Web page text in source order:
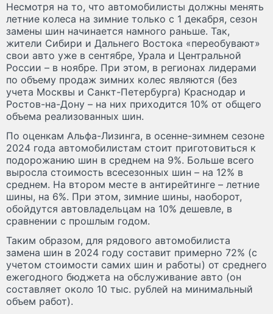
Несмотря на то, что автомобилисты должны менять
летние колеса на зимние только с 1 декабря, сезон
замены шин начинается намного раньше. Так,
жители Сибири и Дальнего Востока «переобувают»
свои авто уже в сентябре, Урала и Центральной
России – в ноябре. При этом, в регионах лидерами
по объему продаж зимних колес являются (без
учета Москвы и Санкт-Петербурга) Краснодар и
Ростов-на-Дону – на них приходится 10% от общего
объема реализованных шин.
По оценкам Альфа-Лизинга, в осенне-зимнем сезоне
2024 года автомобилистам стоит приготовиться к
подорожанию шин в среднем на 9%. Больше всего
выросла стоимость всесезонных шин – на 12% в
среднем. На втором месте в антирейтинге – летние
шины, на 6%. При этом, зимние шины, наоборот,
обойдутся автовладельцам на 10% дешевле, в
сравнении с прошлым годом.
Таким образом, для рядового автомобилиста
замена шин в 2024 году составит примерно 72% (с
учетом стоимости самих шин и работы) от среднего
ежегодного бюджета на обслуживание авто (он
составляет около 10 тыс. рублей на минимальный
объем работ).